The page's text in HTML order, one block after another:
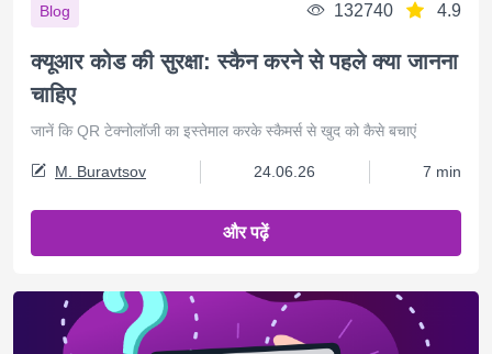
Blog 132740 4.9
क्यूआर कोड की सुरक्षा: स्कैन करने से पहले क्या जानना
चाहिए
जानें कि QR टेक्नोलॉजी का इस्तेमाल करके स्कैमर्स से खुद को कैसे बचाएं
M. Buravtsov 24.06.26 7 min
और पढ़ें